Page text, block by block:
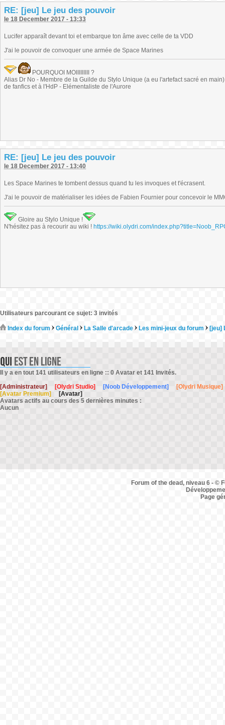
RE: [jeu] Le jeu des pouvoir
le 18 December 2017 - 13:33
Lucifer apparaît devant toi et embarque ton âme avec celle de ta VDD
J'ai le pouvoir de convoquer une armée de Space Marines
POURQUOI MOIIIIIIIII ?
Alias Dr No - Membre de la Guilde du Stylo Unique (a eu l'artefact sacré en
de fanfics et à l'HdP - Elémentaliste de l'Aurore
RE: [jeu] Le jeu des pouvoir
le 18 December 2017 - 13:40
Les Space Marines te tombent dessus quand tu les invoques et t'écrasent.
J'ai le pouvoir de matérialiser les idées de Fabien Fournier pour concevoir le
Gloire au Stylo Unique !
N'hésitez pas à recourir au wiki ! https://wiki.olydri.com/
Utilisateurs parcourant ce sujet: 3 invités
Index du forum Général La Salle d'arcade Les mini-jeux du forum [jeu]
Il y a en tout 141 utilisateurs en ligne :: 0 Avatar et 141 Invités.
[Administrateur]
[Olydri Studio] [Noob Développement]
[Olydri Musique]
[Avatar Premium]
[Avatar]
Avatars actifs au cours des 5 dernières minutes :
Aucun
Forum of the dead, niveau 6 - ©
Page